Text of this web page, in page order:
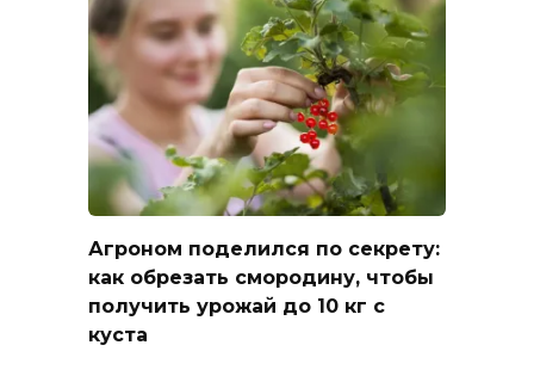
Агроном поделился по секрету:
как обрезать смородину, чтобы
получить урожай до 10 кг с
куста